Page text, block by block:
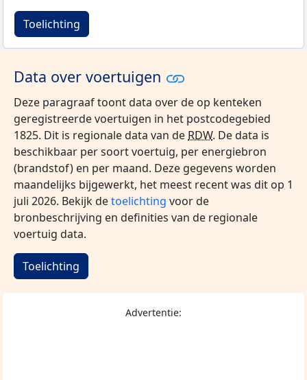
Toelichting
Data over voertuigen
Deze paragraaf toont data over de op kenteken
geregistreerde voertuigen in het postcodegebied
1825. Dit is regionale data van de RDW. De data is
beschikbaar per soort voertuig, per energiebron
(brandstof) en per maand. Deze gegevens worden
maandelijks bijgewerkt, het meest recent was dit op 1
juli 2026. Bekijk detoelichting voor de
bronbeschrijving en definities van de regionale
voertuig data.
Toelichting
Advertentie: